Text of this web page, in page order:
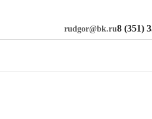
rudgor@bk.ru8 (351)